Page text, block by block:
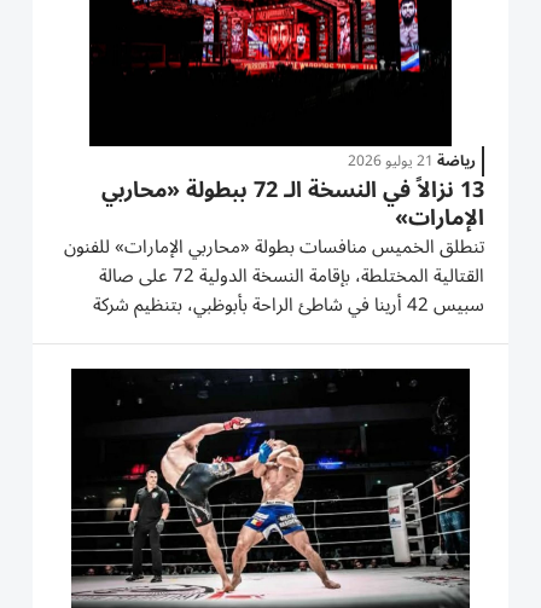
رياضة 21 يوليو 2026
13 نزالاً في النسخة الـ 72 ببطولة «محاربي
الإمارات»
تنطلق الخميس منافسات بطولة «محاربي الإمارات» للفنون
القتالية المختلطة، بإقامة النسخة الدولية 72 على صالة
سبيس 42 أرينا في شاطئ الراحة بأبوظبي، بتنظيم شركة
بالمز الرياضية، وبدعم من مجلس أبوظبي الرياضي ودائرة
الثقافة والسياحة - أبوظبي، وذلك ضمن فعاليات أسبوع
أبوظبي للتحدي،...